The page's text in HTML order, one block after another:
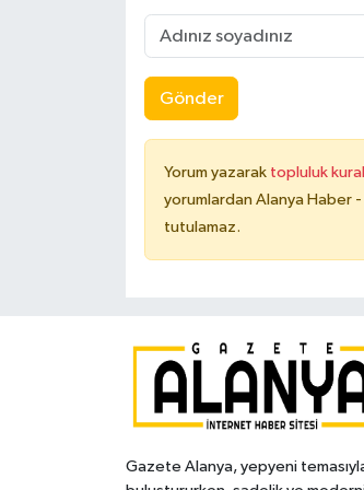
Gönder
Yorum yazarak topluluk
yorumlardan Alanya Haber
tutulamaz.
Gazete Alanya, yepyeni